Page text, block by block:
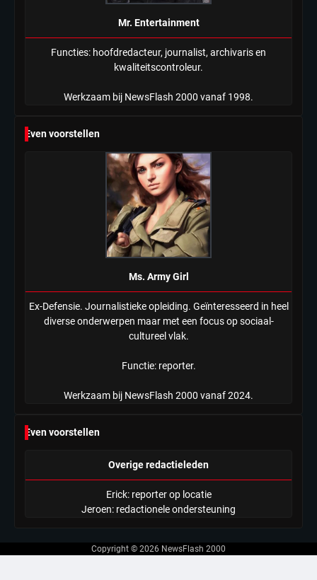
Mr. Entertainment
Functies: hoofdredacteur, journalist, archivaris en
kwaliteitscontroleur.
Werkzaam bij NewsFlash 2000 vanaf 1998.
Even voorstellen
Ms. Army Girl
Ex-Defensie. Journalistieke opleiding. Geïnteresseerd in heel
diverse onderwerpen maar met een focus op sociaal-
cultureel vlak.
Functie: reporter.
Werkzaam bij NewsFlash 2000 vanaf 2024.
Even voorstellen
Overige redactieleden
Erick: reporter op locatie
Jeroen: redactionele ondersteuning
Copyright © 2026 NewsFlash 2000